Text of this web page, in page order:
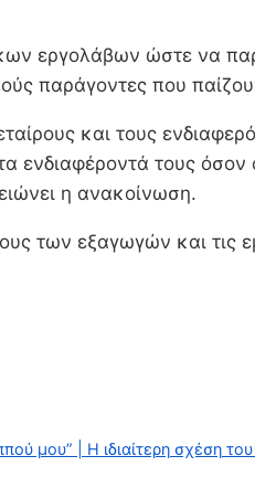
εργολάβων ώστε να
παράγοντες που
και τους
ενδιαφέροντά τους
η ανακοίνωση.
των εξαγωγών και τις
μου” | Η ιδιαίτερη σχέση